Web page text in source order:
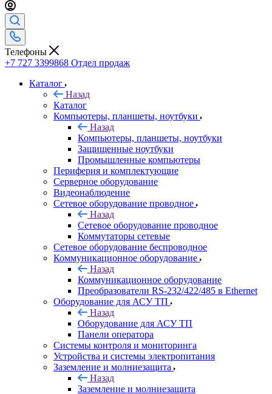
Телефоны
+7 727 3399868 Отдел продаж
Каталог
Назад
Каталог
Компьютеры, планшеты, ноутбуки
Назад
Компьютеры, планшеты, ноутбуки
Защищенные ноутбуки
Промышленные компьютеры
Периферия и комплектующие
Серверное оборудование
Видеонаблюдение
Сетевое оборудование проводное
Назад
Сетевое оборудование проводное
Коммутаторы сетевые
Сетевое оборудование беспроводное
Коммуникационное оборудование
Назад
Коммуникационное оборудование
Преобразователи RS-232/422/485 в Ethernet
Оборудование для АСУ ТП
Назад
Оборудование для АСУ ТП
Панели оператора
Системы контроля и мониторинга
Устройства и системы электропитания
Заземление и молниезащита
Назад
Заземление и молниезащита